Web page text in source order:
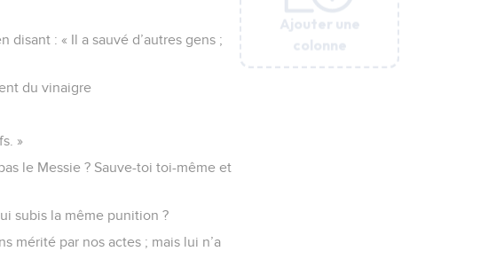
Ajouter une
colonne
: « Il a sauvé d’autres gens ;
du vinaigre
»
le Messie ? Sauve-toi toi-même et
subis la même punition ?
mérité par nos actes ; mais lui n’a
Ajouter une
colonne
Ajouter une
colonne
Ajouter une
colonne